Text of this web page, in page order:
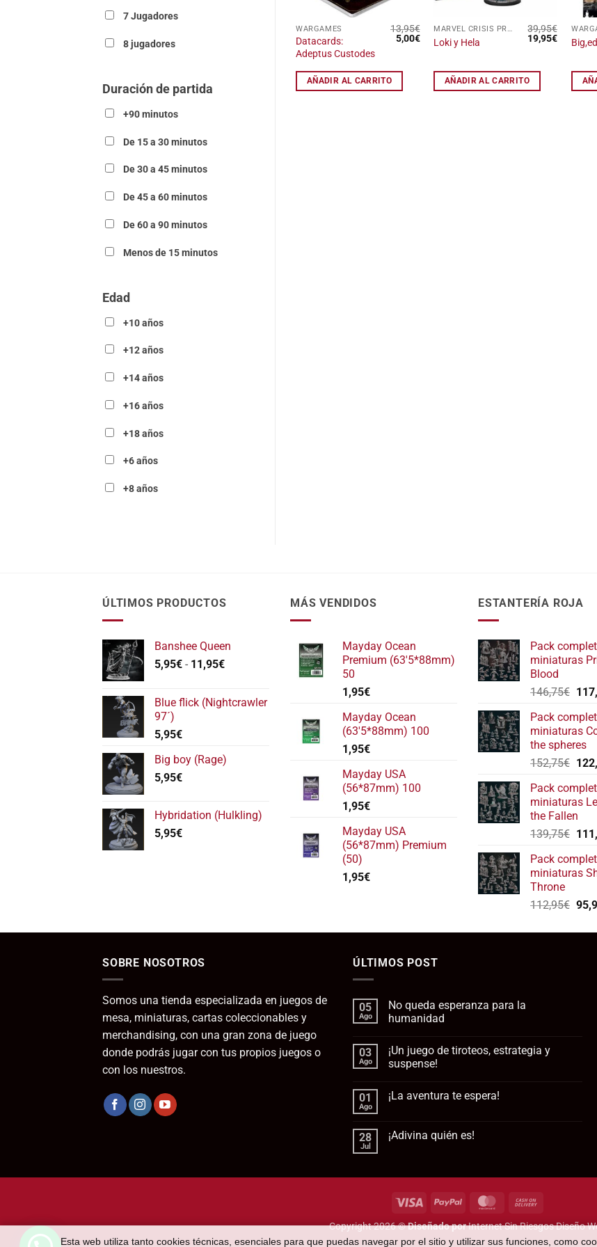
7 Jugadores
8 jugadores
Duración de partida
+90 minutos
De 15 a 30 minutos
De 30 a 45 minutos
De 45 a 60 minutos
De 60 a 90 minutos
Menos de 15 minutos
Edad
+10 años
+12 años
+14 años
+16 años
+18 años
+6 años
+8 años
WARGAMES
Datacards:
Adeptus Custodes
13,95€
El
5,00€El
precio
5,00€.
AÑADIR AL CARRITO
MARVEL CRISIS PROTOCOL
Loki y Hela
39,95€
El
39,95€.
19,95€El
precio
19,95€.
AÑADIR AL CARRITO
ÚLTIMOS PRODUCTOS
Banshee Queen
5,95€ - 11,95€Rango
desde
Blue flick (Nightcrawler
97´)
5,95€
Big boy (Rage)
5,95€
Hybridation (Hulkling)
5,95€
MÁS VENDIDOS
Mayday Ocean
Premium (63'5*88mm)
50
1,95€
Mayday Ocean
(63'5*88mm) 100
1,95€
Mayday USA
(56*87mm) 100
1,95€
Mayday USA
(56*87mm) Premium
(50)
1,95€
ESTANTERÍA ROJA
Pack
miniaturas
Blood
146,75€ El
era:
Pack
miniaturas
the spheres
152,75€ El
era:
Pack
miniaturas
the Fallen
139,75€ El
era:
Pack
miniaturas
Throne
112,95€ El
SOBRE NOSOTROS
Somos una tienda especializada en juegos de
mesa, miniaturas, cartas coleccionables y
merchandising, con una gran zona de juego
donde podrás jugar con tus propios juegos o
con los nuestros.
ÚLTIMOS POST
05
Ago
No queda esperanza para la
humanidad
comentarios
en
No
para
03
Ago
¡Un juego de tiroteos, estrategia y
suspense!
comentarios
de
tiroteos,
01
Ago
¡La aventura te espera!
en
28
Jul
¡Adivina quién es!
en
Visa PayPal MasterCard
Delivery
Copyright 2026 ©Diseñado porInternet Sin Riesgos Diseño
Esta web utiliza tanto cookies técnicas, esenciales para que puedas navegar por el sitio y utilizar sus funciones, como